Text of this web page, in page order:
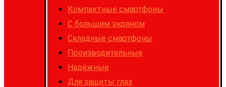
Компактные смартфоны
С большим экраном
Складные смартфоны
Производительные
Надёжные
Для защиты глаз